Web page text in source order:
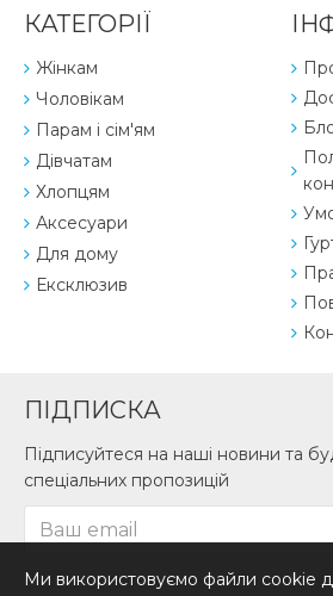
КАТЕГОРІЇ
Жінкам
Чоловікам
Парам і сім'ям
Дівчатам
Хлопцям
Аксесуари
Для дому
Ексклюзив
ПІДПИСКА
Підписуйтеся на наші новини та
спеціальних пропозицій
Ми використовуємо файли cookie